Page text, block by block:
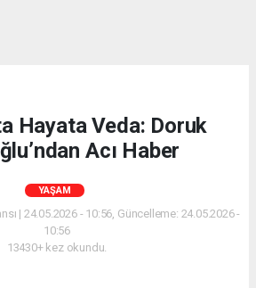
Hayata Veda: Doruk
Acı Haber
YAŞAM
| 24.05.2026 - 10:56, Güncelleme: 24.05.2026 -
10:56
13430+ kez okundu.